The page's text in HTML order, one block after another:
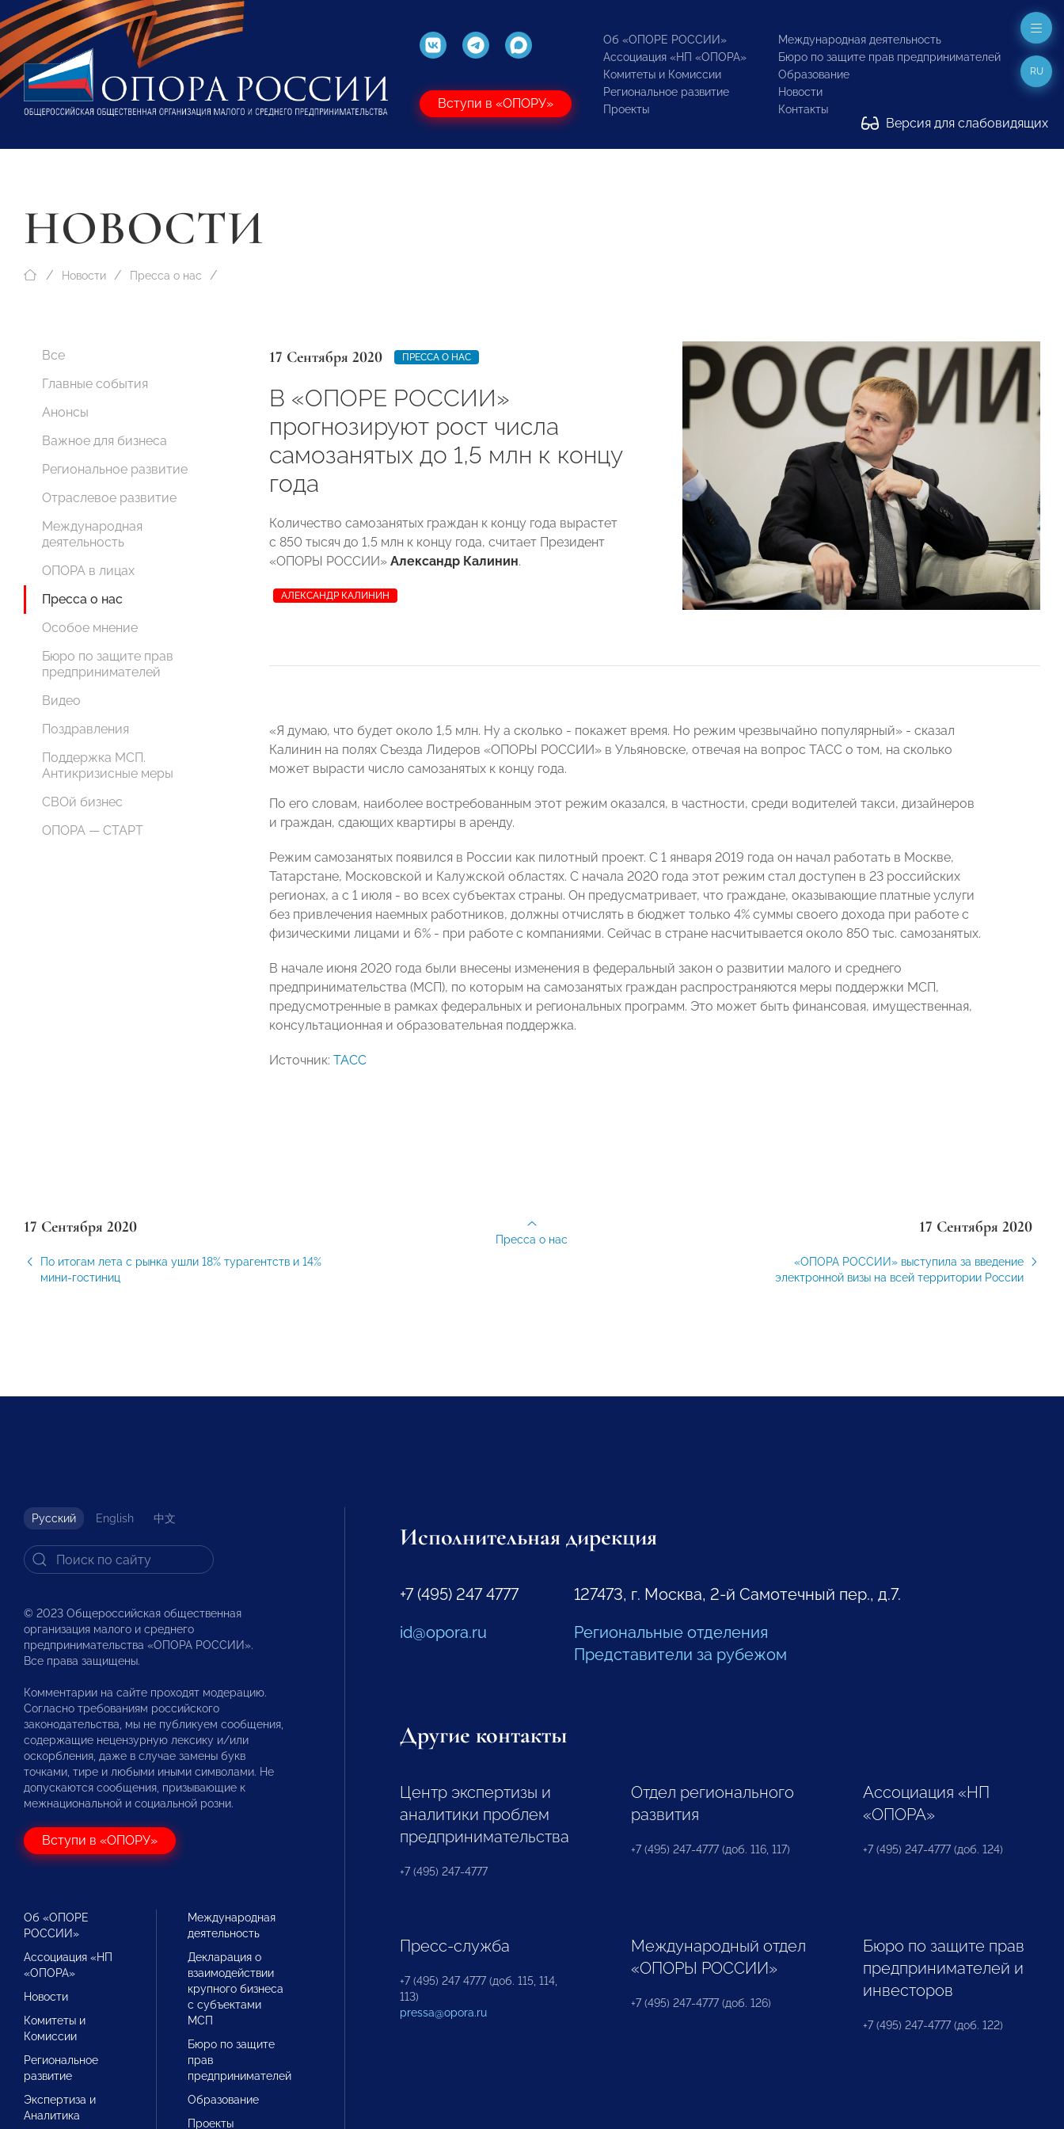
Вступи в «ОПОРУ»
Об «ОПОРЕ РОССИИ»
Ассоциация «НП «ОПОРА»
Комитеты и Комиссии
Региональное развитие
Проекты
Международная деятельность
Бюро по защите прав предпринимателей
Образование
Новости
Контакты
Версия для слабовидящих
RU
НОВОСТИ
Новости Пресса о нас
Все
Главные события
Анонсы
Важное для бизнеса
Региональное развитие
Отраслевое развитие
Международная
деятельность
ОПОРА в лицах
Пресса о нас
Особое мнение
Бюро по защите прав
предпринимателей
Видео
Поздравления
Поддержка МСП.
Антикризисные меры
СВОй бизнес
ОПОРА — СТАРТ
17 Сентября 2020 ПРЕССА О НАС
В «ОПОРЕ РОССИИ»
прогнозируют рост числа
самозанятых до 1,5 млн к концу
года
Количество самозанятых граждан к концу года вырастет
с 850 тысяч до 1,5 млн к концу года, считает Президент
«ОПОРЫ РОССИИ» Александр Калинин.
АЛЕКСАНДР КАЛИНИН
«Я думаю, что будет около 1,5 млн. Ну а сколько - покажет время. Но режим чрезвычайно популярный» - сказал
Калинин на полях Съезда Лидеров «ОПОРЫ РОССИИ» в Ульяновске, отвечая на вопрос ТАСС о том, на сколько
может вырасти число самозанятых к концу года.
По его словам, наиболее востребованным этот режим оказался, в частности, среди водителей такси, дизайнеров
и граждан, сдающих квартиры в аренду.
Режим самозанятых появился в России как пилотный проект. С 1 января 2019 года он начал работать в Москве,
Татарстане, Московской и Калужской областях. С начала 2020 года этот режим стал доступен в 23 российских
регионах, а с 1 июля - во всех субъектах страны. Он предусматривает, что граждане, оказывающие платные услуги
без привлечения наемных работников, должны отчислять в бюджет только 4% суммы своего дохода при работе с
физическими лицами и 6% - при работе с компаниями. Сейчас в стране насчитывается около 850 тыс. самозанятых.
В начале июня 2020 года были внесены изменения в федеральный закон о развитии малого и среднего
предпринимательства (МСП), по которым на самозанятых граждан распространяются меры поддержки МСП,
предусмотренные в рамках федеральных и региональных программ. Это может быть финансовая, имущественная,
консультационная и образовательная поддержка.
Источник: ТАСС
17 Сентября 2020
По итогам лета с рынка ушли 18% турагентств и 14%
мини-гостиниц
17 Сентября 2020
«ОПОРА РОССИИ» выступила за введение
электронной визы на всей территории России
Пресса о нас
Русский English 中文
© 2023 Общероссийская общественная
организация малого и среднего
предпринимательства «ОПОРА РОССИИ».
Все права защищены.
Комментарии на сайте проходят модерацию.
Согласно требованиям российского
законодательства, мы не публикуем сообщения,
содержащие нецензурную лексику и/или
оскорбления, даже в случае замены букв
точками, тире и любыми иными символами. Не
допускаются сообщения, призывающие к
межнациональной и социальной розни.
Вступи в «ОПОРУ»
Об «ОПОРЕ
РОССИИ»
Ассоциация «НП
«ОПОРА»
Новости
Комитеты и
Комиссии
Региональное
развитие
Экспертиза и
Аналитика
Международная
деятельность
Декларация о
взаимодействии
крупного бизнеса
с субъектами
МСП
Бюро по защите
прав
предпринимателей
Образование
Проекты
Исполнительная дирекция
+7 (495) 247 4777
id@opora.ru
127473, г. Москва, 2-й Самотечный пер., д.7.
Региональные отделения
Представители за рубежом
Другие контакты
Центр экспертизы и
аналитики проблем
предпринимательства
+7 (495) 247-4777
Отдел регионального
развития
+7 (495) 247-4777 (доб. 116, 117)
Ассоциация «НП
«ОПОРА»
+7 (495) 247-4777 (доб. 124)
Пресс-служба
+7 (495) 247 4777 (доб. 115, 114,
113)
pressa@opora.ru
Международный отдел
«ОПОРЫ РОССИИ»
+7 (495) 247-4777 (доб. 126)
Бюро по защите прав
предпринимателей и
инвесторов
+7 (495) 247-4777 (доб. 122)